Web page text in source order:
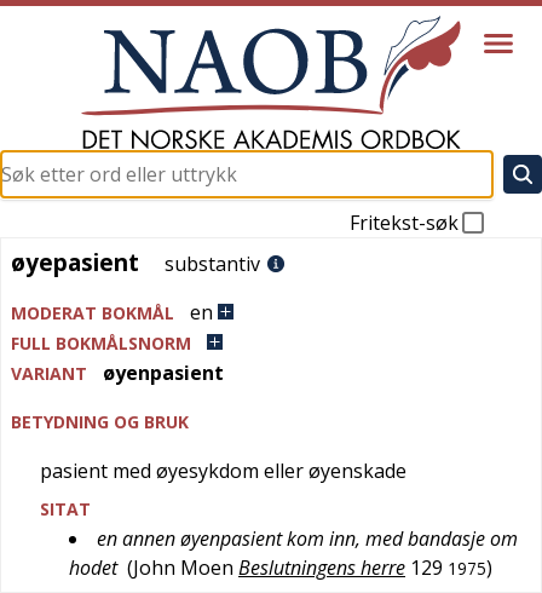
Fritekst-søk
øyepasient
øyepasient substantiv
MODERAT BOKMÅL en
FULL BOKMÅLSNORM
VARIANT
øyenpasient
BETYDNING OG BRUK
pasient med øyesykdom eller øyenskade
SITAT
en annen øyenpasient kom inn, med bandasje om
hodet (John Moen Beslutningens herre 129 1975)